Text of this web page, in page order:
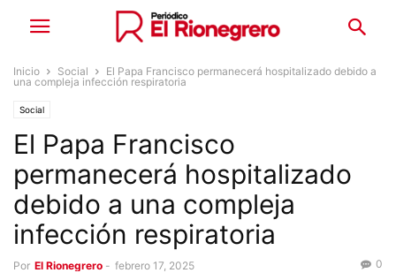
Inicio Social
El Papa Francisco permanecerá hospitalizado debido a
una compleja infección respiratoria
Social
El Papa Francisco
permanecerá hospitalizado
debido a una compleja
infección respiratoria
Por El Rionegrero - febrero 17, 2025 0